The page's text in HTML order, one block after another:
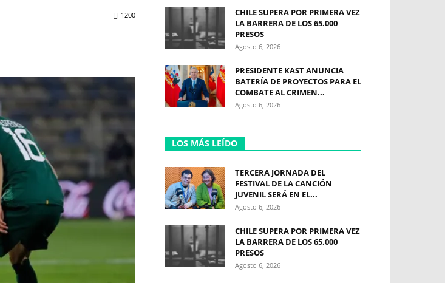
1200
CHILE SUPERA POR PRIMERA VEZ
LA BARRERA DE LOS 65.000
PRESOS
Agosto 6, 2026
PRESIDENTE KAST ANUNCIA
BATERÍA DE PROYECTOS PARA EL
COMBATE AL CRIMEN...
Agosto 6, 2026
LOS MÁS LEÍDO
TERCERA JORNADA DEL
FESTIVAL DE LA CANCIÓN
JUVENIL SERÁ EN EL...
Agosto 6, 2026
CHILE SUPERA POR PRIMERA VEZ
LA BARRERA DE LOS 65.000
PRESOS
Agosto 6, 2026